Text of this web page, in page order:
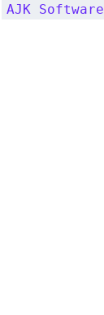
AJK Software